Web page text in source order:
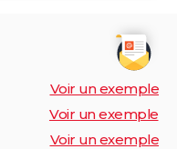
Voir un exemple
Voir un exemple
Voir un exemple